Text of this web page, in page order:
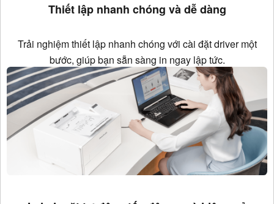
Thiết lập nhanh chóng và dễ dàng
Trải nghiệm thiết lập nhanh chóng với cài đặt driver một
bước, giúp bạn sẵn sàng in ngay lập tức.